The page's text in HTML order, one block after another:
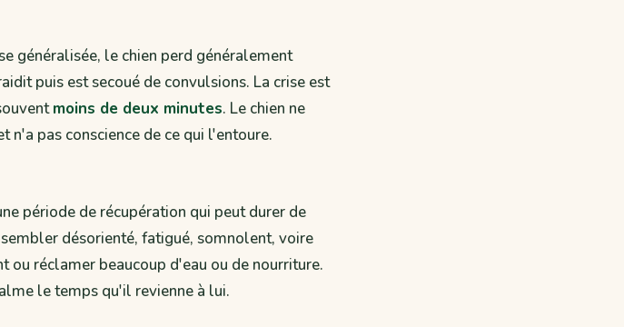
généralisée, le chien perd généralement
puis est secoué de convulsions. La crise est
moins de deux minutes. Le chien ne
n'a pas conscience de ce qui l'entoure.
période de récupération qui peut durer de
désorienté, fatigué, somnolent, voire
réclamer beaucoup d'eau ou de nourriture.
le temps qu'il revienne à lui.